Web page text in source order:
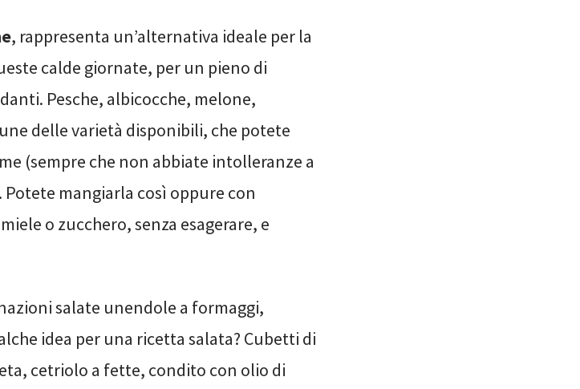
, rappresenta un’alternativa ideale per la
calde giornate, per un pieno di
Pesche, albicocche, melone,
delle varietà disponibili, che potete
(sempre che non abbiate intolleranze a
mangiarla così oppure con
o zucchero, senza esagerare, e
salate unendole a formaggi,
idea per una ricetta salata? Cubetti di
cetriolo a fette, condito con olio di